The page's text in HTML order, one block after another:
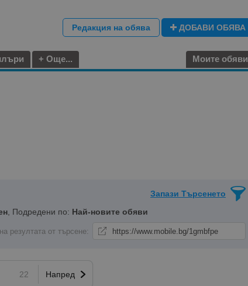
Редакция на обява ДОБАВИ ОБЯВА
+ Още... Моите обяви
Запази Търсенето
, Подредени по: Най-новите обяви
резултата от търсене:
22 Напред